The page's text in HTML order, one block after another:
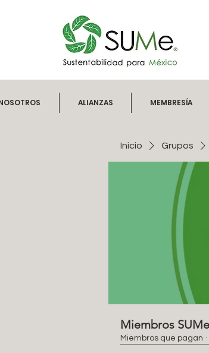
ALIANZAS MEMBRESÍA
Inicio Grupos
Miembros SUMe
Miembros que pagan ·